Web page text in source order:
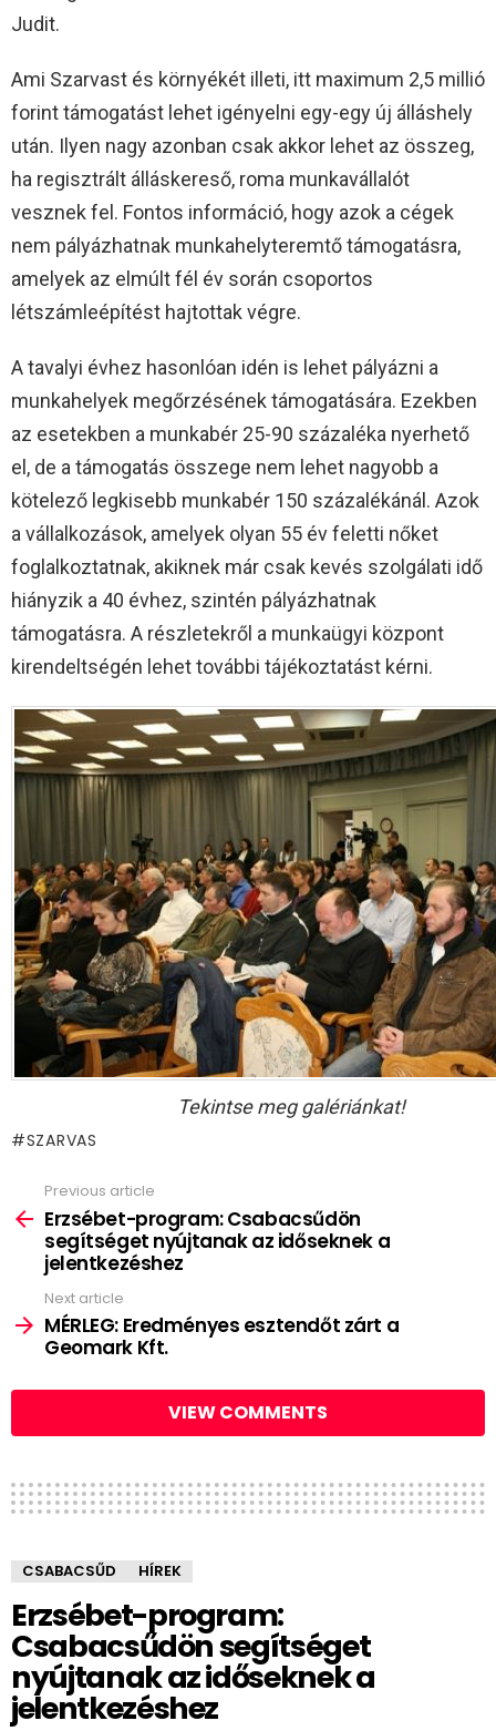
Judit.
Ami Szarvast és környékét illeti, itt maximum 2,5 millió
forint támogatást lehet igényelni egy-egy új álláshely
után. Ilyen nagy azonban csak akkor lehet az összeg,
ha regisztrált álláskereső, roma munkavállalót
vesznek fel. Fontos információ, hogy azok a cégek
nem pályázhatnak munkahelyteremtő támogatásra,
amelyek az elmúlt fél év során csoportos
létszámleépítést hajtottak végre.
A tavalyi évhez hasonlóan idén is lehet pályázni a
munkahelyek megőrzésének támogatására. Ezekben
az esetekben a munkabér 25-90 százaléka nyerhető
el, de a támogatás összege nem lehet nagyobb a
kötelező legkisebb munkabér 150 százalékánál. Azok
a vállalkozások, amelyek olyan 55 év feletti nőket
foglalkoztatnak, akiknek már csak kevés szolgálati idő
hiányzik a 40 évhez, szintén pályázhatnak
támogatásra. A részletekről a munkaügyi központ
kirendeltségén lehet további tájékoztatást kérni.
Tekintse meg galériánkat!
SZARVAS
more
Previous article
Erzsébet-program: Csabacsűdön
segítséget nyújtanak az időseknek a
jelentkezéshez
Next article
MÉRLEG: Eredményes esztendőt zárt a
Geomark Kft.
VIEW COMMENTS
CSABACSŰD HÍREK
Erzsébet-program:
Csabacsűdön segítséget
nyújtanak az időseknek a
jelentkezéshez